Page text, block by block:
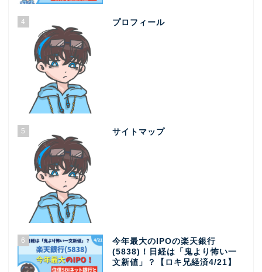
4 プロフィール
5 サイトマップ
6
今年最大のIPOの楽天銀行
(5838)！日経は「鬼より怖い一
文新値」？【ロキ兄経済4/21】